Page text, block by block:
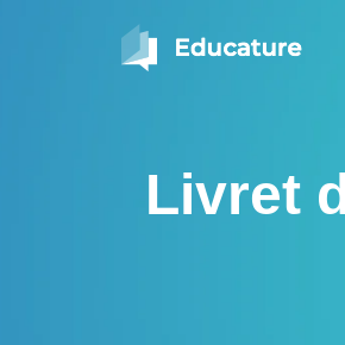
Livret